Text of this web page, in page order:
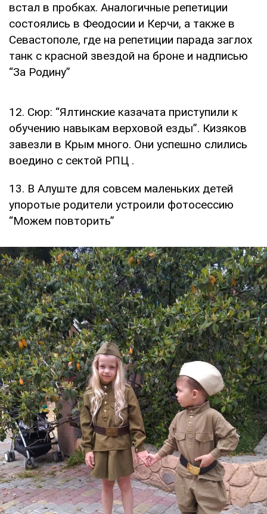
встал в пробках. Аналогичные репетиции
состоялись в Феодосии и Керчи, а также в
Севастополе, где на репетиции парада заглох
танк с красной звездой на броне и надписью
“За Родину”
12. Сюр: “Ялтинские казачата приступили к
обучению навыкам верховой езды”. Кизяков
завезли в Крым много. Они успешно слились
воедино с сектой РПЦ .
13. В Алуште для совсем маленьких детей
упоротые родители устроили фотосессию
“Можем повторить”